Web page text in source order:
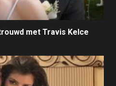
met Travis Kelce